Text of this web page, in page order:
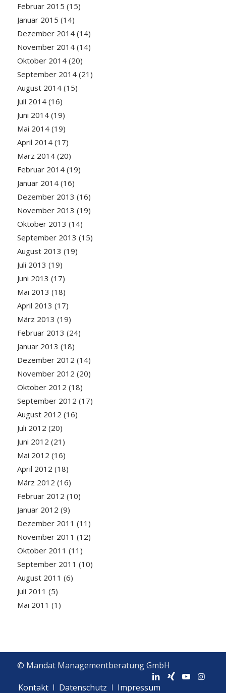
Februar 2015 (15)
Januar 2015 (14)
Dezember 2014(14)
November 2014(14)
Oktober 2014(20)
September 2014(21)
August 2014(15)
Juli 2014(16)
Juni 2014(19)
Mai 2014(19)
April 2014(17)
März 2014(20)
Februar 2014(19)
Januar 2014(16)
Dezember 2013 (16)
November 2013 (19)
Oktober 2013 (14)
September 2013 (15)
August 2013 (19)
Juli 2013 (19)
Juni 2013 (17)
Mai 2013 (18)
April 2013 (17)
März 2013 (19)
Februar 2013 (24)
Januar 2013 (18)
Dezember 2012 (14)
November 2012 (20)
Oktober 2012 (18)
September 2012 (17)
August 2012 (16)
Juli 2012 (20)
Juni 2012 (21)
Mai 2012 (16)
April 2012 (18)
März 2012 (16)
Februar 2012 (10)
Januar 2012 (9)
Dezember 2011 (11)
November 2011 (12)
Oktober 2011 (11)
September 2011 (10)
August 2011 (6)
Juli 2011 (5)
Mai 2011 (1)
© Mandat Managementberatung GmbH
Kontakt
Datenschutz Impressum